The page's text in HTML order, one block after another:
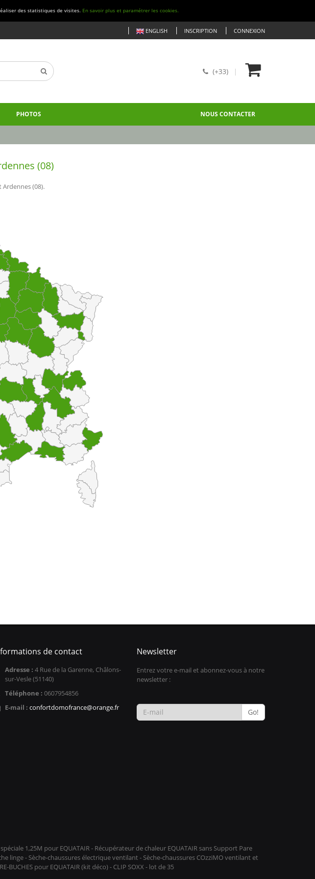
des statistiques de visites. En savoir plus et paramétrer les cookies.
ENGLISH INSCRIPTION CONNEXION
(+33)
PHOTOS NOUS CONTACTER
(08)
(08).
de contact
Adresse : 4 Rue de la Garenne, Châlons-
sur-Vesle (51140)
Téléphone : 0607954856
E-mail : confortdomofrance@orange.fr
Newsletter
Entrez votre e-mail et abonnez-vous à notre
newsletter :
Go!
1,25M pour EQUATAIR - Récupérateur de chaleur EQUATAIR sans Support Pare
linge - Sèche-chaussures électrique ventilant - Sèche-chaussures COzziMO ventilant et
BUCHES pour EQUATAIR (kit déco) - CLIP SOXX - lot de 35